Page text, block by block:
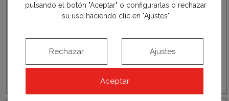
pulsando el botón "Aceptar" o configurarlas o rechazar
su uso haciendo clic en "Ajustes"
Aceptar
Rechazar Ajustes